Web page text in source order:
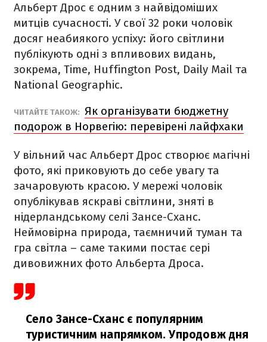
Альберт Дрос є одним з найвідоміших
митців сучасності. У свої 32 роки чоловік
досяг неабиякого успіху: його світлини
публікують одні з впливових видань,
зокрема, Time, Huffington Post, Daily Mail та
National Geographic.
ЧИТАЙТЕ ТАКОЖ: Як організувати бюджетну
подорож в Норвегію: перевірені лайфхаки
У вільний час Альберт Дрос створює магічні
фото, які приковують до себе увагу та
зачаровують красою. У мережі чоловік
опублікував яскраві світлини, зняті в
нідерландському селі Зансе-Сханс.
Неймовірна природа, таємничий туман та
гра світла – саме такими постає сері
дивовижних фото Альберта Дроса.
Село Зансе-Сханс є популярним
туристичним напрямком. Упродовж дня